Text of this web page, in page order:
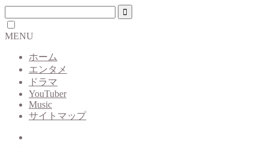
MENU
ホーム
エンタメ
ドラマ
YouTuber
Music
サイトマップ